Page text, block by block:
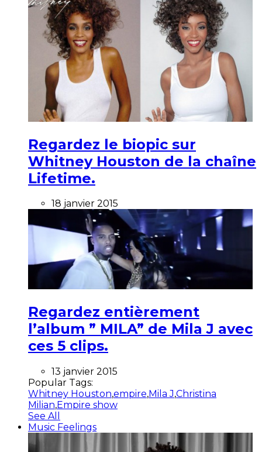
Regardez le biopic sur
Whitney Houston de la chaîne
Lifetime.
18 janvier 2015
Regardez entièrement
l’album ” MILA” de Mila J avec
ces 5 clips.
13 janvier 2015
Popular Tags:
Whitney Houston,empire,Mila J,Christina
Milian,Empire show
See All
Music Feelings